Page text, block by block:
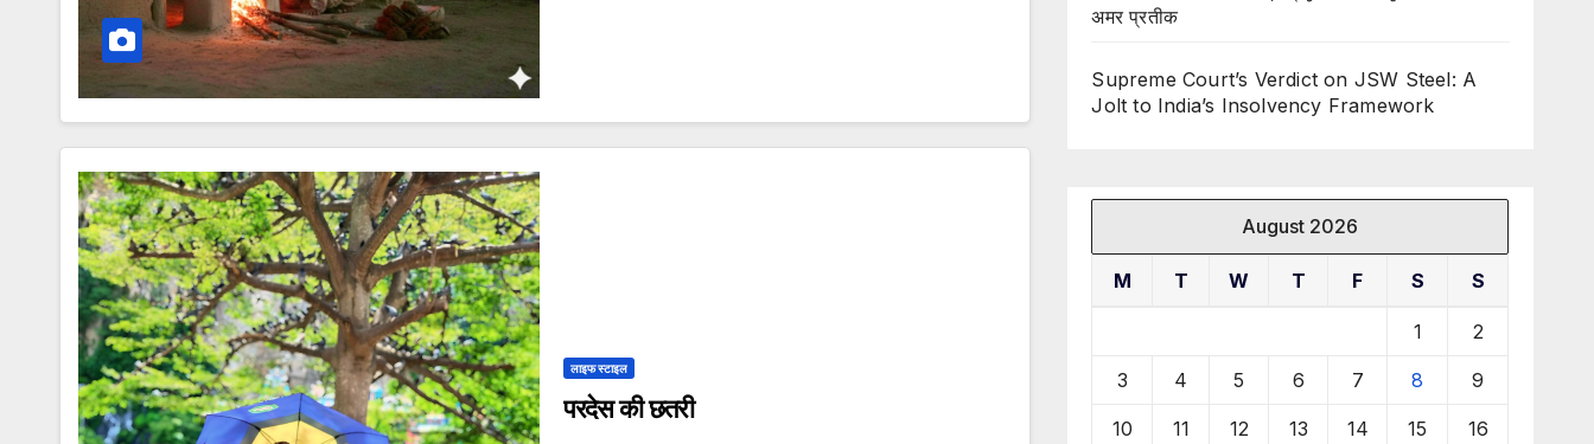
लाइफ स्टाइल
परदेस की छतरी
अमर प्रतीक
Supreme Court’s Verdict on JSW Steel: A
Jolt to India’s Insolvency Framework
August 2026
M T W T F S S
1 2
3 4 5 6 7 8 9
10 11 12 13 14 15 16